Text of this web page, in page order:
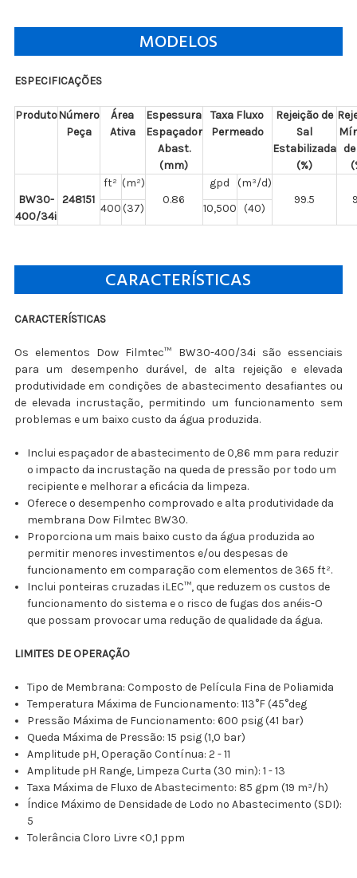
MODELOS
ESPECIFICAÇÕES
ProdutoNúmero
Peça
Área
Ativa
Espessura
Espaçador
Abast.
(mm)
Taxa Fluxo
Permeado
Rejeição de
Sal
Estabilizada
(%)
BW30-
400/34i
248151
ft² (m²)
0.86
gpd
(m³/d)
99.5
400(37) 10,500 (40)
CARACTERÍSTICAS
CARACTERÍSTICAS
Os elementos Dow Filmtec™ BW30-400/34i são essenciais
para um desempenho durável, de alta rejeição e elevada
produtividade em condições de abastecimento desafiantes ou
de elevada incrustação, permitindo um funcionamento sem
problemas e um baixo custo da água produzida.
Inclui espaçador de abastecimento de 0,86 mm para reduzir
o impacto da incrustação na queda de pressão por todo um
recipiente e melhorar a eficácia da limpeza.
Oferece o desempenho comprovado e alta produtividade da
membrana Dow Filmtec BW30.
Proporciona um mais baixo custo da água produzida ao
permitir menores investimentos e/ou despesas de
funcionamento em comparação com elementos de 365 ft².
Inclui ponteiras cruzadas iLEC™, que reduzem os custos de
funcionamento do sistema e o risco de fugas dos anéis-O
que possam provocar uma redução de qualidade da água.
LIMITES DE OPERAÇÃO
Tipo de Membrana: Composto de Película Fina de Poliamida
Temperatura Máxima de Funcionamento: 113°F (45°deg
Pressão Máxima de Funcionamento: 600 psig (41 bar)
Queda Máxima de Pressão: 15 psig (1,0 bar)
Amplitude pH, Operação Contínua: 2 - 11
Amplitude pH Range, Limpeza Curta (30 min): 1 - 13
Taxa Máxima de Fluxo de Abastecimento: 85 gpm (19 m³/h)
Índice Máximo de Densidade de Lodo no Abastecimento (SDI):
5
Tolerância Cloro Livre <0,1 ppm